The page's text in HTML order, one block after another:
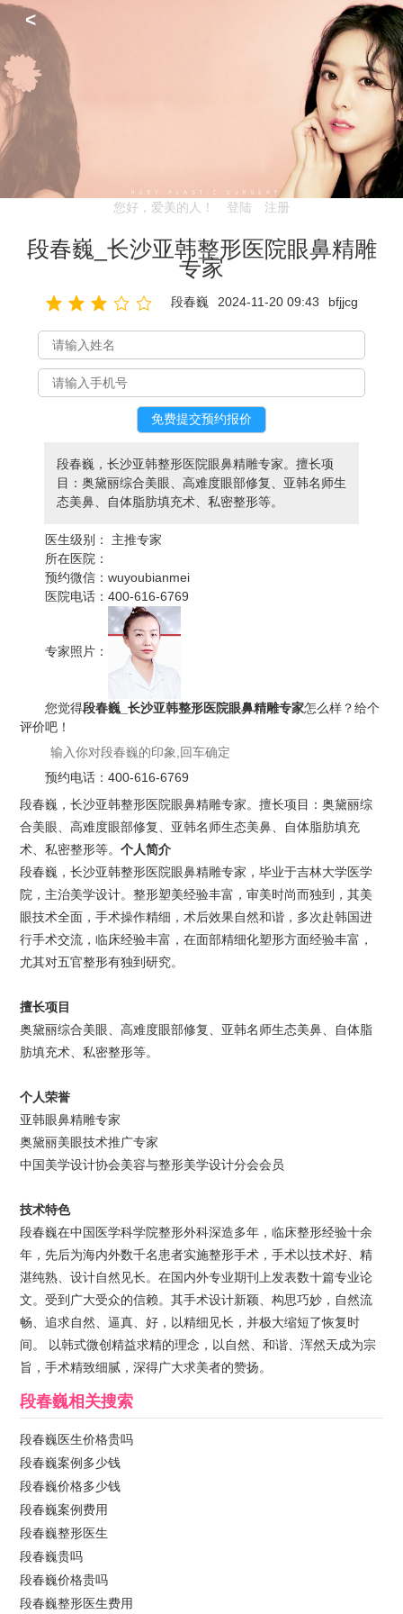
<
您好，爱美的人！ 登陆 注册
段春巍_长沙亚韩整形医院眼鼻精雕
专家
段春巍 2024-11-20 09:43 bfjjcg
段春巍，长沙亚韩整形医院眼鼻精雕专家。擅长项
目：奥黛丽综合美眼、高难度眼部修复、亚韩名师生
态美鼻、自体脂肪填充术、私密整形等。
医生级别：
主推专家
所在医院：
预约微信：wuyoubianmei
医院电话：400-616-6769
专家照片：
您觉得段春巍_长沙亚韩整形医院眼鼻精雕专家怎么样？给个
评价吧！
预约电话：400-616-6769
段春巍，长沙亚韩整形医院眼鼻精雕专家。擅长项目：奥黛丽综
合美眼、高难度眼部修复、亚韩名师生态美鼻、自体脂肪填充
术、私密整形等。个人简介
段春巍，长沙亚韩整形医院眼鼻精雕专家，毕业于吉林大学医学
院，主治美学设计。整形塑美经验丰富，审美时尚而独到，其美
眼技术全面，手术操作精细，术后效果自然和谐，多次赴韩国进
行手术交流，临床经验丰富，在面部精细化塑形方面经验丰富，
尤其对五官整形有独到研究。
擅长项目
奥黛丽综合美眼、高难度眼部修复、亚韩名师生态美鼻、自体脂
肪填充术、私密整形等。
个人荣誉
亚韩眼鼻精雕专家
奥黛丽美眼技术推广专家
中国美学设计协会美容与整形美学设计分会会员
技术特色
段春巍在中国医学科学院整形外科深造多年，临床整形经验十余
年，先后为海内外数千名患者实施整形手术，手术以技术好、精
湛纯熟、设计自然见长。在国内外专业期刊上发表数十篇专业论
文。受到广大受众的信赖。其手术设计新颖、构思巧妙，自然流
畅、追求自然、逼真、好，以精细见长，并极大缩短了恢复时
间。 以韩式微创精益求精的理念，以自然、和谐、浑然天成为宗
旨，手术精致细腻，深得广大求美者的赞扬。
段春巍相关搜索
段春巍医生价格贵吗
段春巍案例多少钱
段春巍价格多少钱
段春巍案例费用
段春巍整形医生
段春巍贵吗
段春巍价格贵吗
段春巍整形医生费用